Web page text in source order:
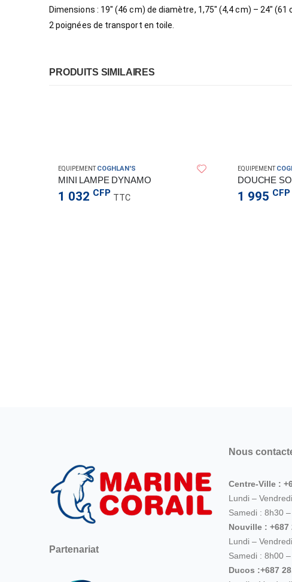
Dimensions : 19″ (46 cm) de diamètre, 1,75″ (4,4 cm) – 24″ (61
2 poignées de transport en toile.
PRODUITS SIMILAIRES
EQUIPEMENT COGHLAN'S
MINI LAMPE DYNAMO
1 032 CFP TTC
EQUIPEMENT
DOUCHE
1 995 CFP
Partenariat
Nous
Centre-Ville :
Lundi –
Samedi : 8h30
Nouville : +687
Lundi –
Samedi : 8h00
Ducos :+687